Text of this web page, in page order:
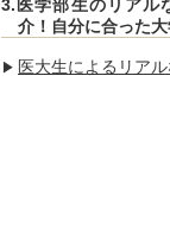
3.医学部生のリアル
介！自分に合った
医大生によるリア